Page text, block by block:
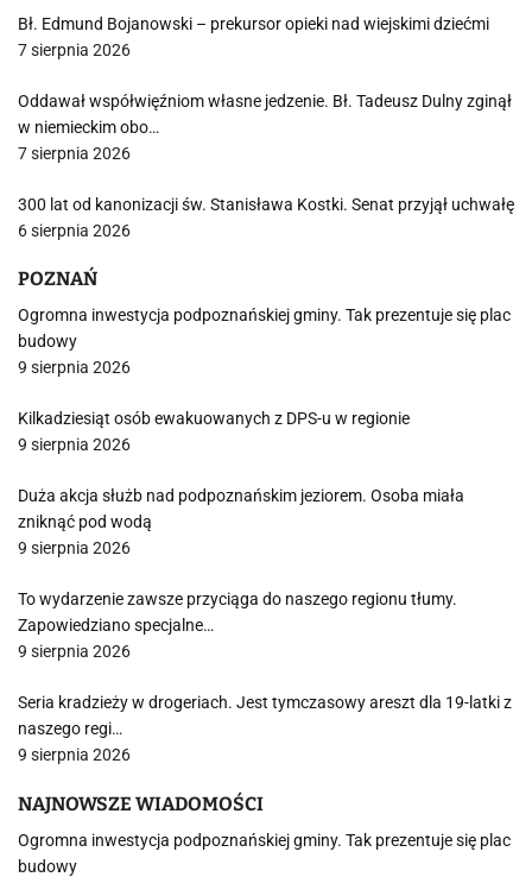
Bł. Edmund Bojanowski – prekursor opieki nad wiejskimi dziećmi
7 sierpnia 2026
Oddawał współwięźniom własne jedzenie. Bł. Tadeusz Dulny zginął
w niemieckim obo…
7 sierpnia 2026
300 lat od kanonizacji św. Stanisława Kostki. Senat przyjął uchwałę
6 sierpnia 2026
POZNAŃ
Ogromna inwestycja podpoznańskiej gminy. Tak prezentuje się plac
budowy
9 sierpnia 2026
Kilkadziesiąt osób ewakuowanych z DPS-u w regionie
9 sierpnia 2026
Duża akcja służb nad podpoznańskim jeziorem. Osoba miała
zniknąć pod wodą
9 sierpnia 2026
To wydarzenie zawsze przyciąga do naszego regionu tłumy.
Zapowiedziano specjalne…
9 sierpnia 2026
Seria kradzieży w drogeriach. Jest tymczasowy areszt dla 19-latki z
naszego regi…
9 sierpnia 2026
NAJNOWSZE WIADOMOŚCI
Ogromna inwestycja podpoznańskiej gminy. Tak prezentuje się plac
budowy